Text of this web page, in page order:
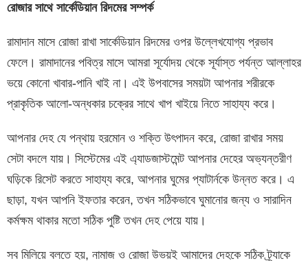
রোজার সাথে সার্কেডিয়ান রিদমের সম্পর্ক
রামাদান মাসে রোজা রাখা সার্কেডিয়ান রিদমের ওপর উল্লেখযোগ্য প্রভাব
ফেলে। রামাদানের পবিত্র মাসে আমরা সূর্যোদয় থেকে সূর্যাস্ত পর্যন্ত আল্লাহর
ভয়ে কোনো খাবার-পানি খাই না। এই উপবাসের সময়টা আপনার শরীরকে
প্রাকৃতিক আলো-অন্ধকার চক্রের সাথে খাপ খাইয়ে নিতে সাহায্য করে।
আপনার দেহ যে পন্থায় হরমোন ও শক্তি উৎপাদন করে, রোজা রাখার সময়
সেটা বদলে যায়। সিস্টেমের এই এ্যাডজাস্টমেন্ট আপনার দেহের অভ্যন্তরীণ
ঘড়িকে রিসেট করতে সাহায্য করে, আপনার ঘুমের প্যাটার্নকে উন্নত করে। এ
ছাড়া, যখন আপনি ইফতার করেন, তখন সঠিকভাবে ঘুমানোর জন্য ও সারাদিন
কর্মক্ষম থাকার মতো সঠিক পুষ্টি তখন দেহ পেয়ে যায়।
সব মিলিয়ে বলতে হয়, নামাজ ও রোজা উভয়ই আমাদের দেহকে সঠিক ট্র্যাকে